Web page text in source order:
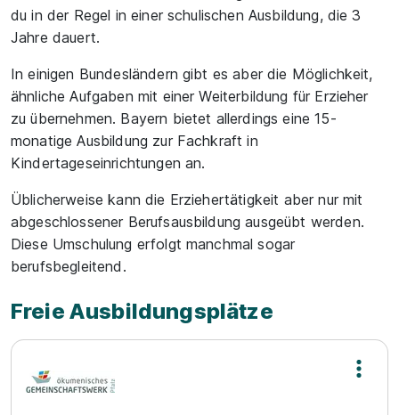
du in der Regel in einer schulischen Ausbildung, die 3
Jahre dauert.
In einigen Bundesländern gibt es aber die Möglichkeit,
ähnliche Aufgaben mit einer Weiterbildung für Erzieher
zu übernehmen. Bayern bietet allerdings eine 15-
monatige Ausbildung zur Fachkraft in
Kindertageseinrichtungen an.
Üblicherweise kann die Erziehertätigkeit aber nur mit
abgeschlossener Berufsausbildung ausgeübt werden.
Diese Umschulung erfolgt manchmal sogar
berufsbegleitend.
Freie Ausbildungsplätze